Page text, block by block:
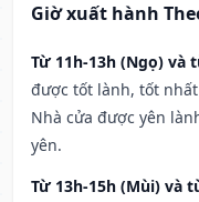
Giờ xuất hành
Từ 11h-13h (Ngọ) và
được tốt lành, tốt
Nhà cửa được yên
yên.
Từ 13h-15h (Mùi) và